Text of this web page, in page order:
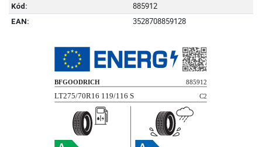
Kód: 885912
EAN: 3528708859128